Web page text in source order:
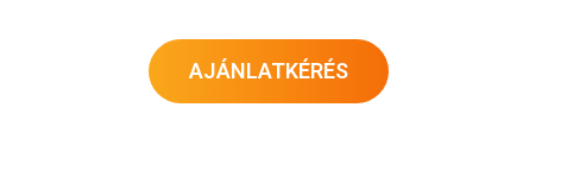
AJÁNLATKÉRÉS